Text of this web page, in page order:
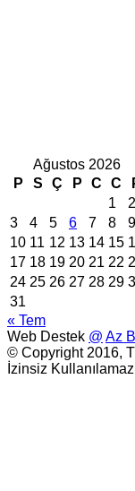
Ağustos 2026
P
S Ç P C C
1
2
3
4 5 6 7 8
9
10 11 12 13 14 15
17 18 19 20 21 22
24 25 26 27 28 29
31
« Tem
Web Destek @ Az
© Copyright 2016,
İzinsiz